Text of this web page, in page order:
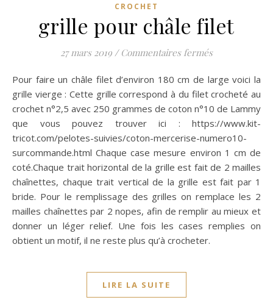
CROCHET
grille pour châle filet
27 mars 2019 / Commentaires ferméssur grille
Pour faire un châle filet d’environ 180 cm de large voici la
grille vierge : Cette grille correspond à du filet crocheté au
crochet n°2,5 avec 250 grammes de coton n°10 de Lammy
que vous pouvez trouver ici : https://www.kit-
tricot.com/pelotes-suivies/coton-mercerise-numero10-
surcommande.html Chaque case mesure environ 1 cm de
coté.Chaque trait horizontal de la grille est fait de 2 mailles
chaînettes, chaque trait vertical de la grille est fait par 1
bride. Pour le remplissage des grilles on remplace les 2
mailles chaînettes par 2 nopes, afin de remplir au mieux et
donner un léger relief. Une fois les cases remplies on
obtient un motif, il ne reste plus qu’à crocheter.
LIRE LA SUITE